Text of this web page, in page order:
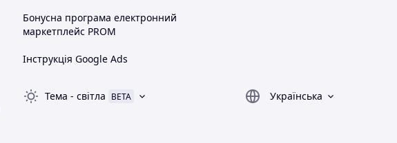
Бонусна програма електронний
маркетплейс PROM
Інструкція Google Ads
Тема - світла BETA
Українська